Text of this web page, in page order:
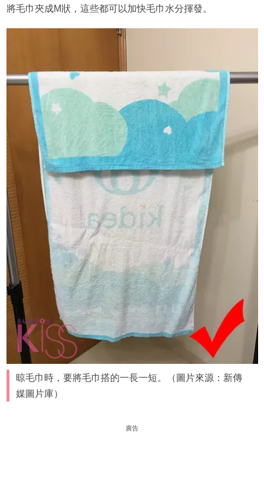
將毛巾夾成M狀，這些都可以加快毛巾水分揮發。
晾毛巾時，要將毛巾搭的一長一短。（圖片來源：新傳
媒圖片庫）
廣告